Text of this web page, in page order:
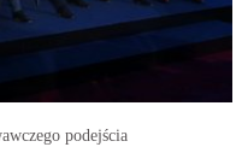
podejścia